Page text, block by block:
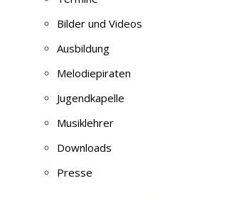
Bilder und Videos
Ausbildung
Melodiepiraten
Jugendkapelle
Musiklehrer
Downloads
Presse